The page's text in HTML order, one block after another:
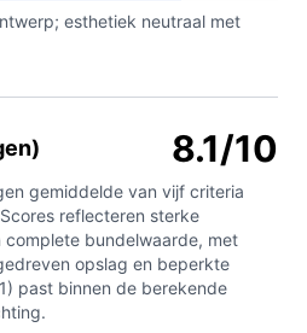
esthetiek neutraal met
8.1/10
gemiddelde van vijf criteria
reflecteren sterke
bundelwaarde, met
opslag en beperkte
past binnen de berekende